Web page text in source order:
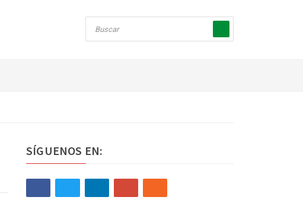
SÍGUENOS EN: